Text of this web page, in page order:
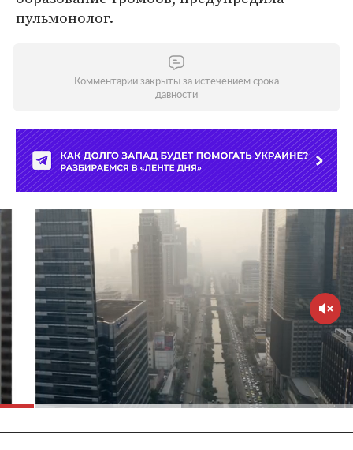
пульмонолог.
Комментарии закрыты за истечением срока
давности